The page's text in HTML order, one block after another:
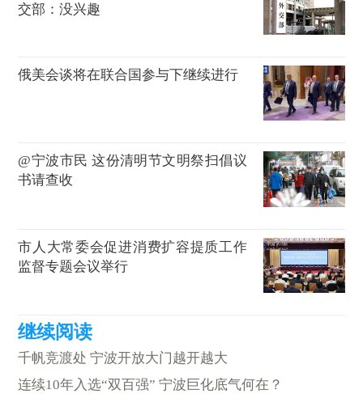
交部：没兴趣
俄美会谈将在联合国参与下继续进行
@宁波市民 这份清明节文明祭扫倡议
书请查收
市人大常委会促进消费扩容提质工作
监督专题会议举行
千帆竞渡处 宁波开放大门越开越大
连续10年入选“双百强” 宁波巨化底气何在？